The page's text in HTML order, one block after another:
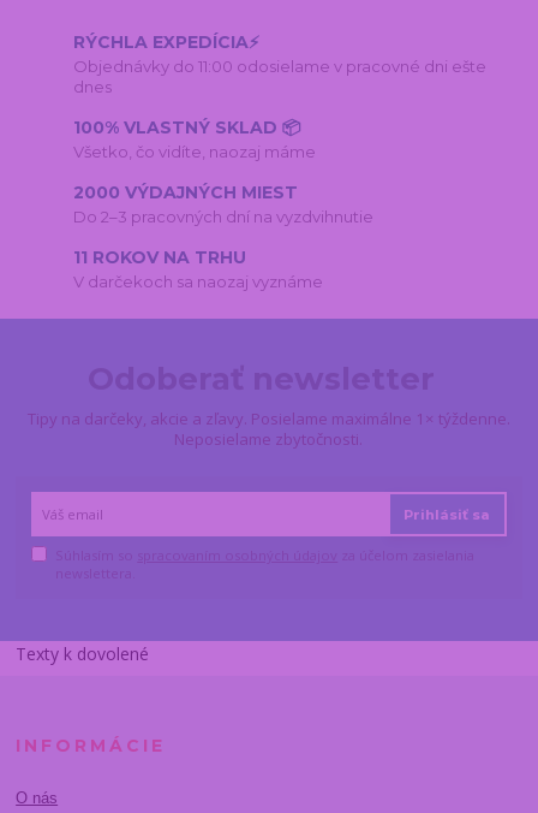
RÝCHLA EXPEDÍCIA⚡
Objednávky do 11:00 odosielame v pracovné dni ešte
dnes
100% VLASTNÝ SKLAD 📦
Všetko, čo vidíte, naozaj máme
2000 VÝDAJNÝCH MIEST
Do 2–3 pracovných dní na vyzdvihnutie
11 ROKOV NA TRHU
V darčekoch sa naozaj vyznáme
Tipy na darčeky, akcie a zľavy. Posielame maximálne 1× týždenne.
Neposielame zbytočnosti.
Prihlásiť sa
Texty k dovolené
INFORMÁCIE
O nás